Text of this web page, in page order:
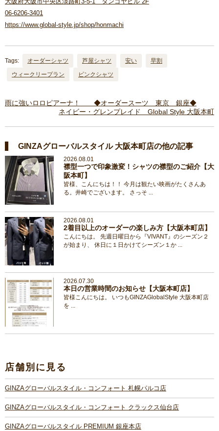
06-6206-3401
https://www.global-style.jp/shop/honmachi
Tags: オーダーシャツ 芦屋シャツ 安い
早割
ウィークリープラン
ピンクシャツ
雨に強いロロピアーナ！ ◆オーダースーツ 東京 銀座◆
ネイビー・グレンプレイド Global Style 大阪本町
GINZAグローバルスタイル 大阪本町店の他の記事
2026.08.01
襟型一つで印象激変！シャツの襟型のご紹介【大
阪本町】
皆様、こんにちは！！ 今月は観たい映画がたくさんあ
る。井崎でございます。 さっそ ...
2026.08.01
2着目以上のオーダーの楽しみ方【大阪本町店】
こんにちは。 先週日曜日から『VIVANT』のシーズン２
が始まり、 休日に１日かけてシーズン１か ...
2026.07.30
本日の営業時間のお知らせ【大阪本町店】
皆様こんにちは。 いつもGINZAGlobalStyle 大阪本町店
を ...
店舗別に見る
GINZAグローバルスタイル・コンフォート 札幌パルコ店
GINZAグローバルスタイル・コンフォート クラックス仙台店
GINZAグローバルスタイル PREMIUM 銀座本店